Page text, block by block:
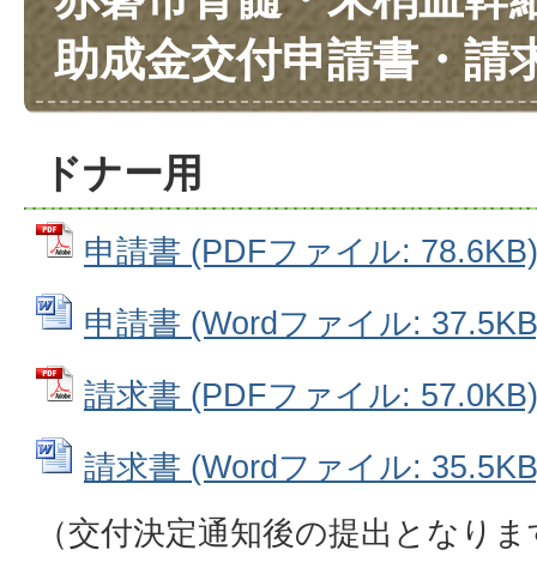
助成金交付申請書・請
ドナー用
申請書 (PDFファイル: 78.6KB)
申請書 (Wordファイル:
請求書 (PDFファイル: 57.0KB)
請求書 (Wordファイル:
（交付決定通知後の提出となり